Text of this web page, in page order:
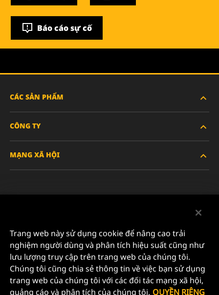
Báo cáo sự cố
CÁC SẢN PHẨM
XE HÀNH KHÁCH VÀ XE TẢI NHẸ
CÔNG TY
VỀ CHÚNG TÔI
SỰ NGHIỆP
QUYỀN RIÊNG TƯ DỮ LIỆU
THÔNG BÁO PHÁP LÝ
MẠNG XÃ HỘI
Facebook
YouTube
MANN+HUMMEL FILTER TECHNOLOGY (S.E.A.) PTE
LTD
Trang web này sử dụng cookie để nâng cao trải
nghiệm người dùng và phân tích hiệu suất cũng như
lưu lượng truy cập trên trang web của chúng tôi.
Chúng tôi cũng chia sẻ thông tin về việc bạn sử dụng
trang web của chúng tôi với các đối tác mạng xã hội,
quảng cáo và phân tích của chúng tôi. QUYỀN RIÊNG